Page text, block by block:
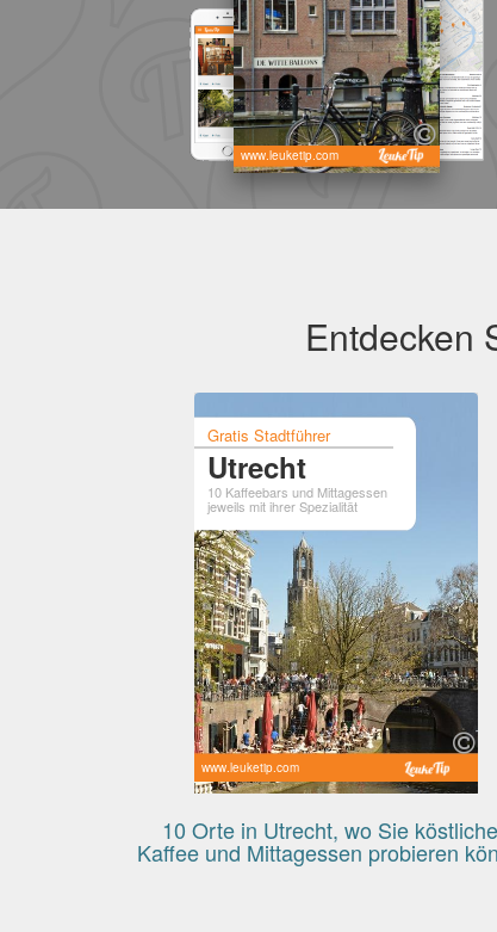
www.leuketip.com
Entdecken
Gratis Stadtführer
Utrecht
10 Kaffeebars und Mittagessen
jeweils mit ihrer Spezialität
www.leuketip.com
10 Orte in Utrecht, wo Sie
Kaffee und Mittagessen probieren